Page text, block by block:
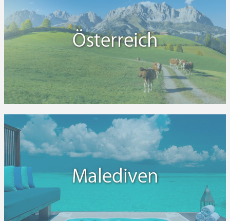
Österreich
Malediven